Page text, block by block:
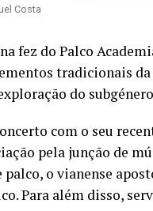
Costa
fez do Palco
tradicionais
do
com o seu
pela junção de
palco, o vianense
Para além disso,